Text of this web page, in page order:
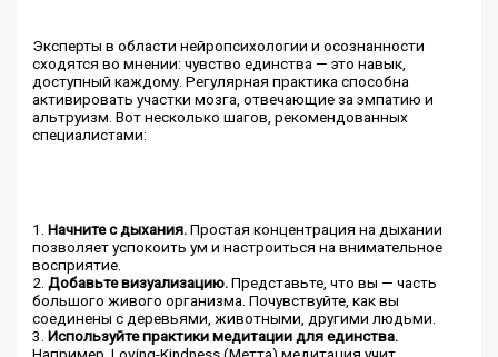
Эксперты в области нейропсихологии и осознанности
сходятся во мнении: чувство единства — это навык,
доступный каждому. Регулярная практика способна
активировать участки мозга, отвечающие за эмпатию и
альтруизм. Вот несколько шагов, рекомендованных
специалистами:
1.Начните с дыхания.Простая концентрация на дыхании
позволяет успокоить ум и настроиться на внимательное
восприятие.
2.Добавьте визуализацию.Представьте, что вы — часть
большого живого организма. Почувствуйте, как вы
соединены с деревьями, животными, другими людьми.
3.Используйте практики медитации для единства.
Например, Loving-Kindness (Метта) медитация учит